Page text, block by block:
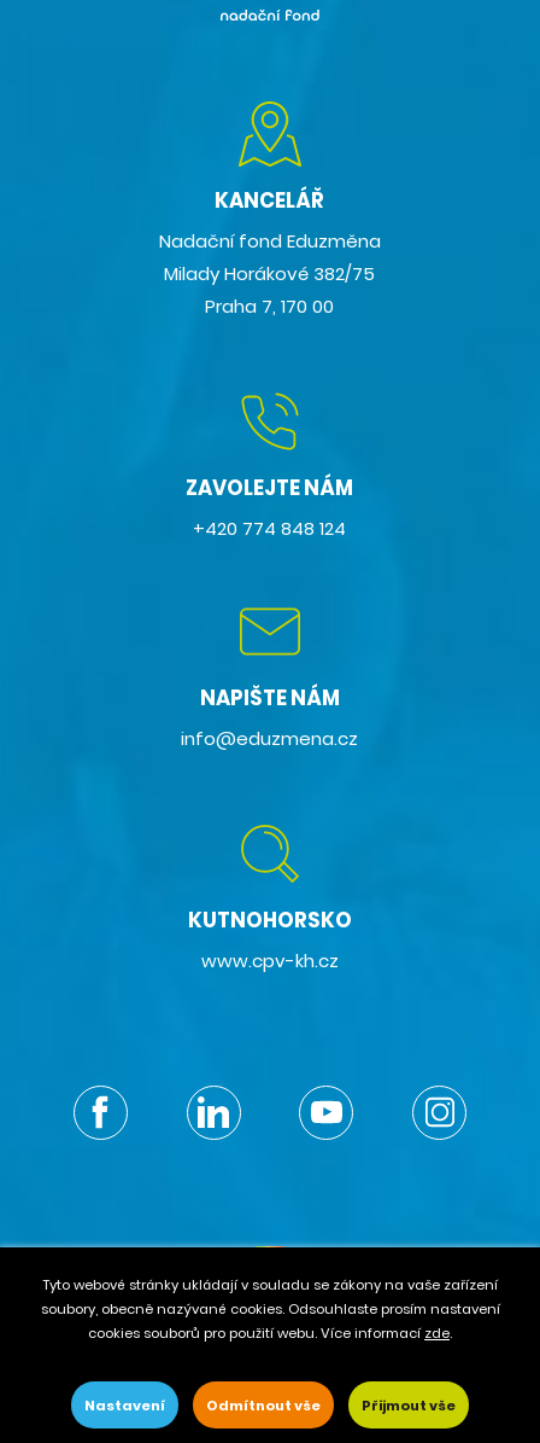
KANCELÁŘ
Nadační fond Eduzměna
Milady Horákové 382/75
Praha 7, 170 00
ZAVOLEJTE NÁM
+420 774 848 124
NAPIŠTE NÁM
info@eduzmena.cz
KUTNOHORSKO
www.cpv-kh.cz
© 2021 eduzmena.cz – With love by Pixel Design s. r. o.
Tyto webové stránky ukládají v souladu se zákony na vaše zařízení
soubory, obecně nazývané cookies. Odsouhlaste prosím nastavení
cookies souborů pro použití webu. Více informacízde.
Nastavení Odmítnout vše Přijmout vše